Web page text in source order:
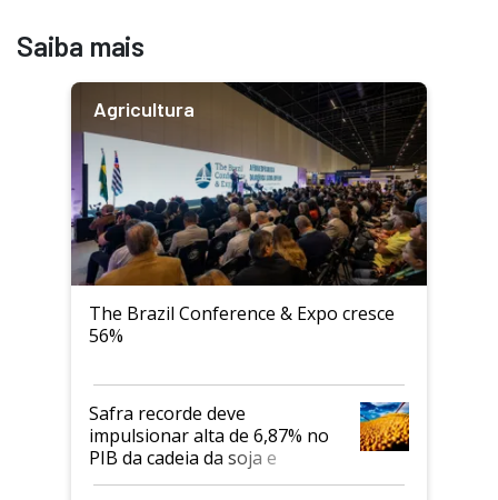
Saiba mais
Agricultura
The Brazil Conference & Expo cresce
56%
Safra recorde deve
impulsionar alta de 6,87% no
PIB da cadeia da soja e
biodiesel em 2026